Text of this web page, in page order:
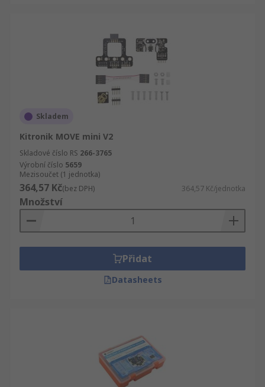
Skladem
Kitronik MOVE mini V2
Skladové číslo RS 266-3765
Výrobní číslo 5659
Mezisoučet (1 jednotka)
364,57 Kč(bez DPH) 364,57 Kč/jednotka
Množství
Přidat
Datasheets